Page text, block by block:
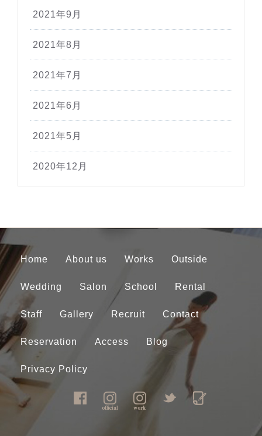
2021年9月
2021年8月
2021年7月
2021年6月
2021年5月
2020年12月
Home About us Works Outside
Wedding Salon School Rental
Staff Gallery Recruit Contact
Reservation Access Blog
Privacy Policy